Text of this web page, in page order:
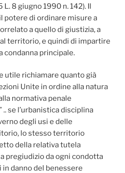
L. 8 giugno 1990 n. 142). Il
potere di ordinare misure a
a quello di giustizia, a
territorio, e quindi di impartire
condanna principale.
utile richiamare quanto già
Unite in ordine alla natura
normativa penale
.. se l’urbanistica disciplina
degli usi e delle
lo stesso territorio
della relativa tutela
pregiudizio da ogni condotta
danno del benessere